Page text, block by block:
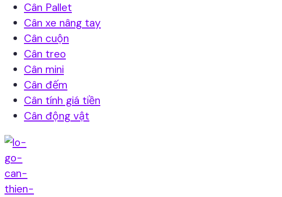
Cân Pallet
Cân xe nâng tay
Cân cuộn
Cân treo
Cân mini
Cân đếm
Cân tính giá tiền
Cân động vật